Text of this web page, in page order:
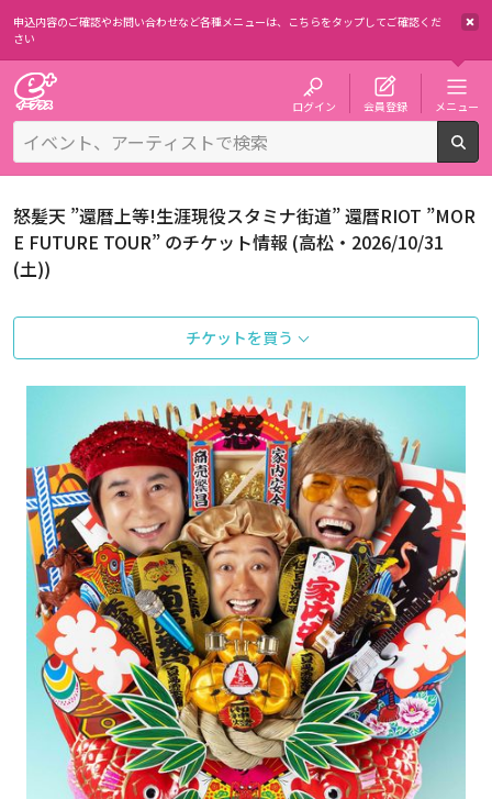
申込内容のご確認やお問い合わせなど各種メニューは、 こちらをタップしてご確認くだ
さい
ログイン 会員登録 メニュー
怒髪天 ”還暦上等!生涯現役スタミナ街道” 還暦RIOT ”MOR
E FUTURE TOUR” のチケット情報 (高松・2026/10/31
(土))
チケットを買う